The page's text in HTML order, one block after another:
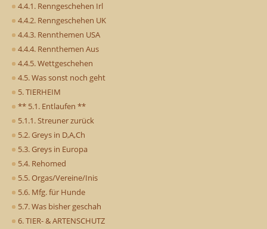
4.4.1. Renngeschehen Irl
4.4.2. Renngeschehen UK
4.4.3. Rennthemen USA
4.4.4. Rennthemen Aus
4.4.5. Wettgeschehen
4.5. Was sonst noch geht
5. TIERHEIM
** 5.1. Entlaufen **
5.1.1. Streuner zurück
5.2. Greys in D,A,Ch
5.3. Greys in Europa
5.4. Rehomed
5.5. Orgas/Vereine/Inis
5.6. Mfg. für Hunde
5.7. Was bisher geschah
6. TIER- & ARTENSCHUTZ